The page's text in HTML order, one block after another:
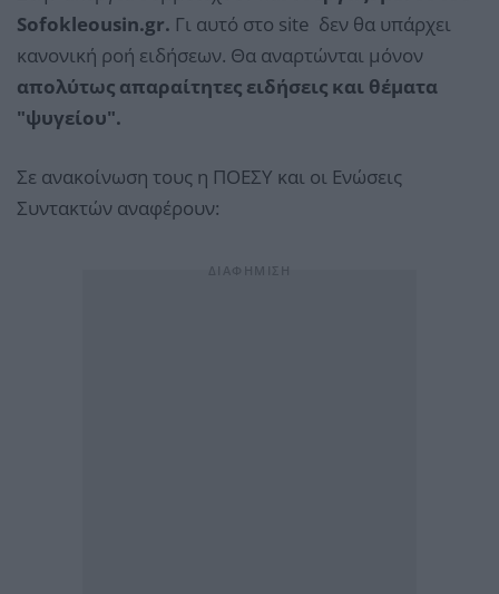
Sofokleousin.gr. Γι αυτό στο site δεν θα υπάρχει
κανονική ροή ειδήσεων. Θα αναρτώνται μόνον
απολύτως απαραίτητες ειδήσεις και θέματα
"ψυγείου".
Σε ανακοίνωση τους η ΠΟΕΣΥ και οι Ενώσεις
Συντακτών αναφέρουν: